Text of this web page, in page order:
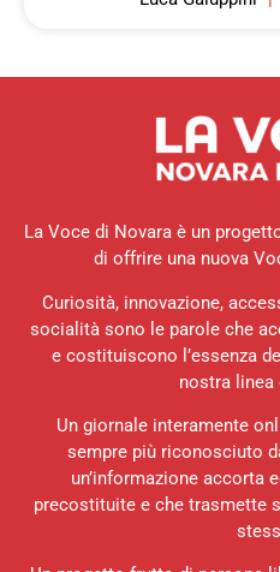
La Voce di Novara è un
di offrire una nuova
Curiosità, innovazione,
socialità sono le parole che
e costituiscono l’essenza
nostra linea
Un giornale interamente
sempre più riconosciuto
un’informazione accorta
precostituite e che trasmette